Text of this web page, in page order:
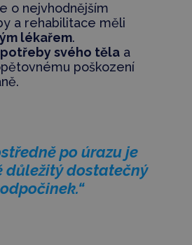
o nejvhodnějším
a rehabilitace měli
lékařem.
potřeby svého tělaa
poškození
po úrazu je
důležitý dostatečný
odpočinek.“